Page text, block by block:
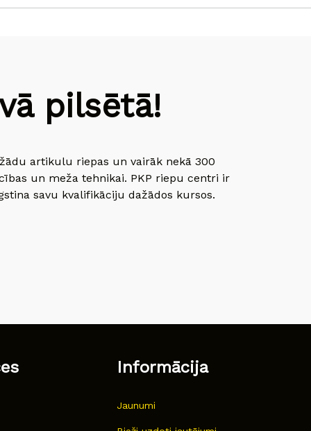
pilsētā!
artikulu riepas un vairāk nekā 300
un meža tehnikai. PKP riepu centri ir
savu kvalifikāciju dažādos kursos.
Informācija
Jaunumi